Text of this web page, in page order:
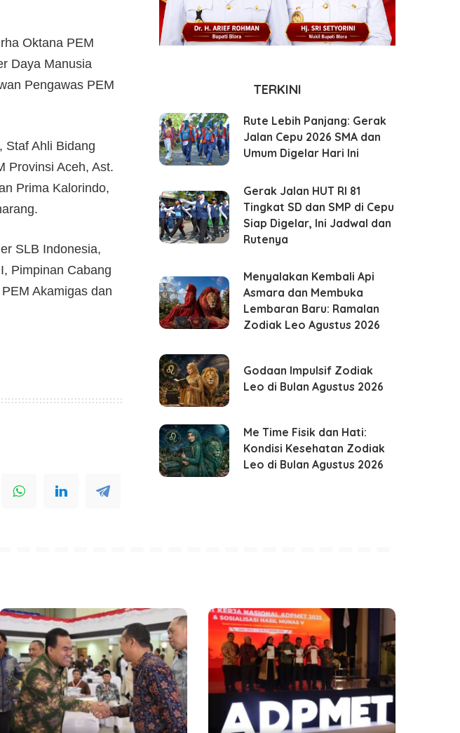
Oktana PEM
Daya Manusia
Pengawas PEM
Staf Ahli Bidang
Provinsi Aceh, Ast.
Prima Kalorindo,
SLB Indonesia,
Pimpinan Cabang
Akamigas dan
TERKINI
Rute Lebih Panjang: Gerak
Jalan Cepu 2026 SMA dan
Umum Digelar Hari Ini
Gerak Jalan HUT RI 81
Tingkat SD dan SMP di Cepu
Siap Digelar, Ini Jadwal dan
Rutenya
Menyalakan Kembali Api
Asmara dan Membuka
Lembaran Baru: Ramalan
Zodiak Leo Agustus 2026
Godaan Impulsif Zodiak
Leo di Bulan Agustus 2026
Me Time Fisik dan Hati:
Kondisi Kesehatan Zodiak
Leo di Bulan Agustus 2026